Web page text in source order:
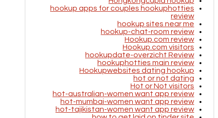
hookup apps for couples hookuphotties
review
hookup sites near me
hookup-chat-room review
Hookup.com review
Hookup.com visitors
hookupdate-overzicht Review
hookuphotties main review
Hookupwebsites dating hookup
hot or not dating
Hot or Not visitors
hot-australian-women want app review
hot-mumbai-women want app review
hot-tajikistan-women want app review